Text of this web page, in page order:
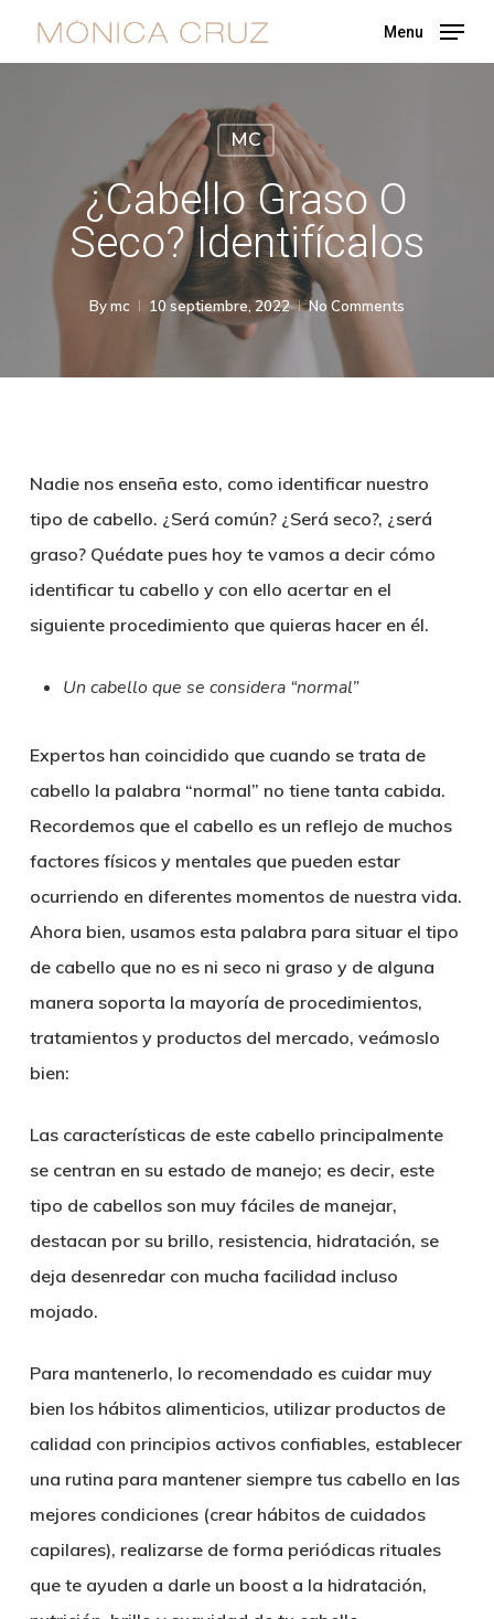
Menu
MC
¿Cabello Graso O
Seco? Identifícalos
Bymc 10 septiembre, 2022 No Comments
Nadie nos enseña esto, como identificar nuestro
tipo de cabello. ¿Será común? ¿Será seco?, ¿será
graso? Quédate pues hoy te vamos a decir cómo
identificar tu cabello y con ello acertar en el
siguiente procedimiento que quieras hacer en él.
Un cabello que se considera “normal”
Expertos han coincidido que cuando se trata de
cabello la palabra “normal” no tiene tanta cabida.
Recordemos que el cabello es un reflejo de muchos
factores físicos y mentales que pueden estar
ocurriendo en diferentes momentos de nuestra vida.
Ahora bien, usamos esta palabra para situar el tipo
de cabello que no es ni seco ni graso y de alguna
manera soporta la mayoría de procedimientos,
tratamientos y productos del mercado, veámoslo
bien:
Las características de este cabello principalmente
se centran en su estado de manejo; es decir, este
tipo de cabellos son muy fáciles de manejar,
destacan por su brillo, resistencia, hidratación, se
deja desenredar con mucha facilidad incluso
mojado.
Para mantenerlo, lo recomendado es cuidar muy
bien los hábitos alimenticios, utilizar productos de
calidad con principios activos confiables, establecer
una rutina para mantener siempre tus cabello en las
mejores condiciones (crear hábitos de cuidados
capilares), realizarse de forma periódicas rituales
que te ayuden a darle un boost a la hidratación,